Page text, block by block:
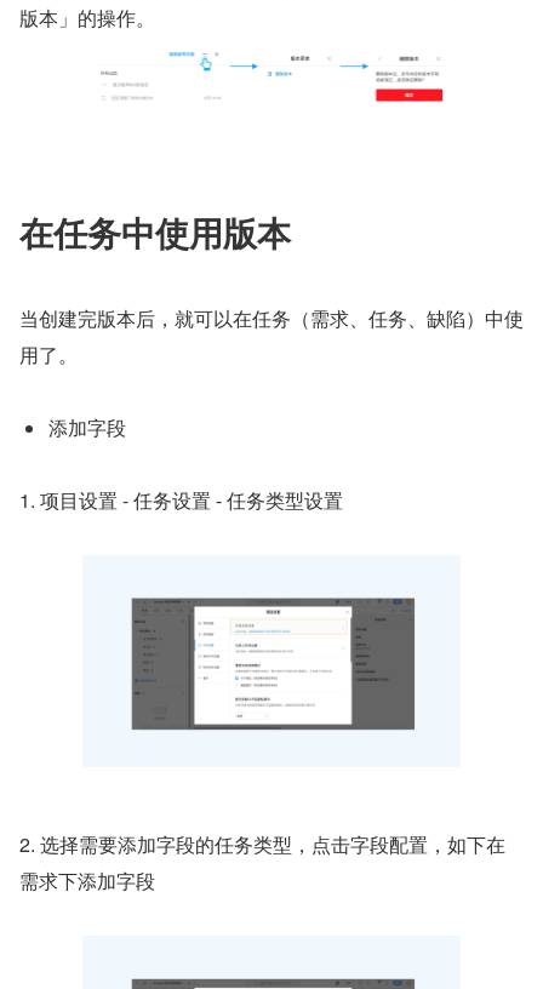
版本」的操作。
在任务中使用版本
当创建完版本后，就可以在任务（需求、任务、缺陷）中使
用了。
添加字段
1. 项目设置 - 任务设置 - 任务类型设置
2. 选择需要添加字段的任务类型，点击字段配置，如下在
需求下添加字段